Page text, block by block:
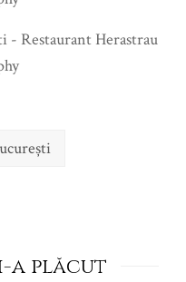
a plăcut